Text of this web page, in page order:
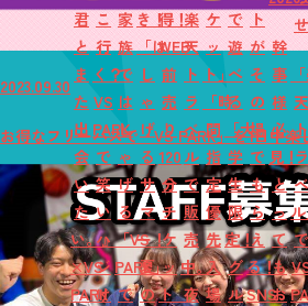
君
と
ま
た
出
会
い
た
い。』
×VS
PARK
こ
行
く？
VS
PARK
で
笑
い
ハ
ジ
け
家
族
で
は
し
ゃ
げ
る
「VS
PARK」
で
き！
「は
し
ゃ
げ
る
サ
マ
ー！
夏
の
得！
WEB
前
売
り
120
分
チ
ケ
ッ
ト
楽
天
ト
ラ
ベ
ル
で
販
売
中。
夜
ケ
ッ
ト」
「時
間
指
定
優
先
入
場
で
遊
べ
る
「大
学
生
限
定！
グ
ル
ト
が
そ
の
場
で
も
ら
え
る！
SNS
幹
事
様
必
見！
と
っ
て
も
お
せ
天
ト
ラ
ベ
で
2023.09.30
お得なフリーパスで「VS PARK」を1日中